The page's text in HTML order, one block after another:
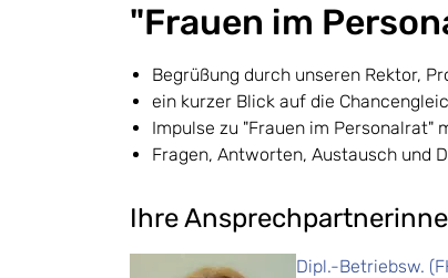
"Frauen im
Begrüßung durch unseren Rektor,
ein kurzer Blick auf die
Impulse zu "Frauen im Personalrat"
Fragen, Antworten, Austausch und
Ihre
Dipl.-Betriebsw.